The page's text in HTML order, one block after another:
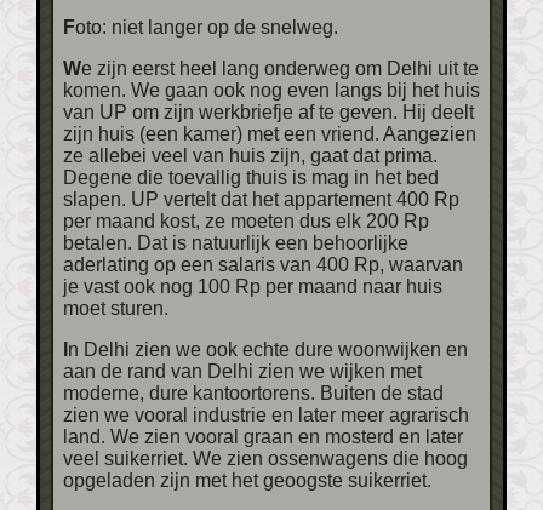
Foto: niet langer op de snelweg.
We zijn eerst heel lang onderweg om Delhi uit te
komen. We gaan ook nog even langs bij het huis
van UP om zijn werkbriefje af te geven. Hij deelt
zijn huis (een kamer) met een vriend. Aangezien
ze allebei veel van huis zijn, gaat dat prima.
Degene die toevallig thuis is mag in het bed
slapen. UP vertelt dat het appartement 400 Rp
per maand kost, ze moeten dus elk 200 Rp
betalen. Dat is natuurlijk een behoorlijke
aderlating op een salaris van 400 Rp, waarvan
je vast ook nog 100 Rp per maand naar huis
moet sturen.
aan de rand van Delhi zien we wijken met
moderne, dure kantoortorens. Buiten de stad
zien we vooral industrie en later meer agrarisch
land. We zien vooral graan en mosterd en later
veel suikerriet. We zien ossenwagens die hoog
opgeladen zijn met het geoogste suikerriet.